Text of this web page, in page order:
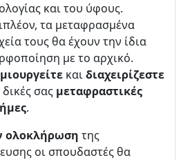
και του ύφους.
τα μεταφρασμένα
τους θα έχουν την ίδια
με το αρχικό.
καιδιαχειρίζεστε
δικές σας μεταφραστικές
.
ολοκλήρωση της
οι σπουδαστές θα